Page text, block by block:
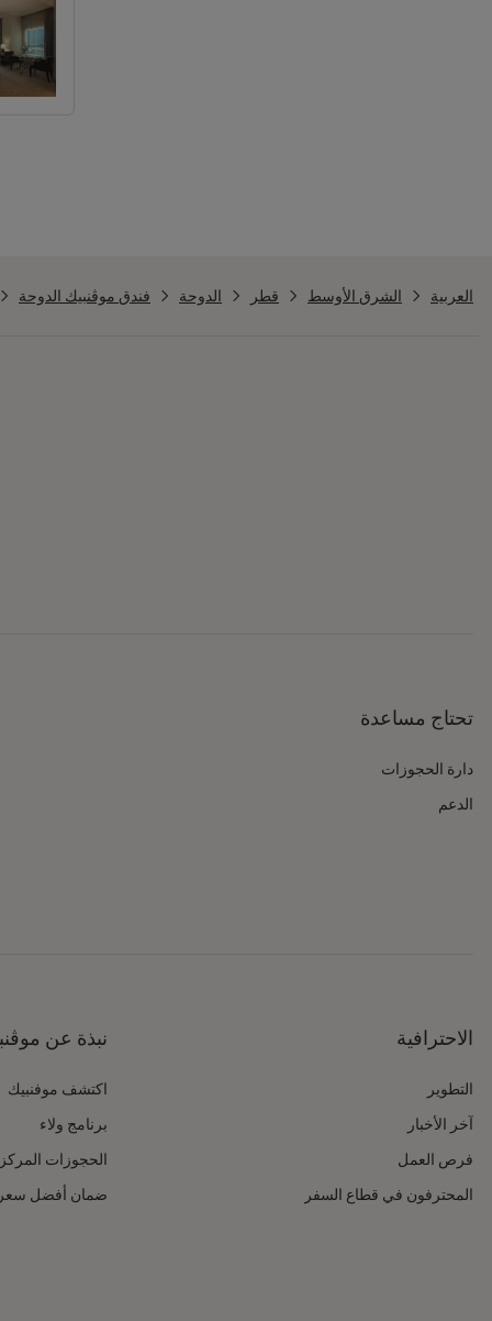
العربية الشرق الأوسط قطر الدوحة فندق موڤنبيك الدوحة
تحتاج مساعدة
دارة الحجوزات
الدعم
نبذة عن
اكتشف موفنبيك
برنامج ولاء
الحجوزات
ضمان أفضل
الاحترافية
التطوير
آخر الأخبار
فرص العمل
المحترفون في قطاع السفر